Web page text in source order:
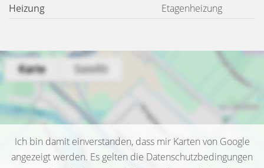
Heizung
Etagenheizung
Ich bin damit einverstanden, dass mir Karten von Google
angezeigt werden. Es gelten die Datenschutzbedingungen